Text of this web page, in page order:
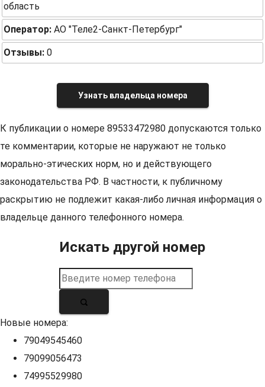
область
Оператор: АО "Теле2-Санкт-Петербург"
Отзывы: 0
Узнать владельца номера
К публикации о номере 89533472980 допускаются только
те комментарии, которые не наружают не только
морально-этических норм, но и действующего
законодательства РФ. В частности, к публичному
раскрытию не подлежит какая-либо личная информация о
владельце данного телефонного номера.
Искать другой номер
Новые номера:
79049545460
79099056473
74995529980